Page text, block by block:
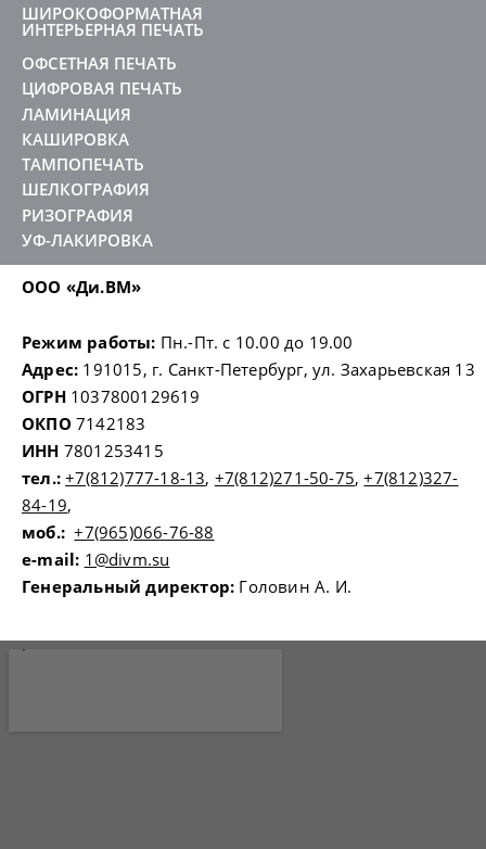
ШИРОКОФОРМАТНАЯ
ИНТЕРЬЕРНАЯ ПЕЧАТЬ
ОФСЕТНАЯ ПЕЧАТЬ
ЦИФРОВАЯ ПЕЧАТЬ
ЛАМИНАЦИЯ
КАШИРОВКА
ТАМПОПЕЧАТЬ
ШЕЛКОГРАФИЯ
РИЗОГРАФИЯ
УФ-ЛАКИРОВКА
ООО «Ди.ВМ»
Режим работы: Пн.-Пт. с 10.00 до 19.00
Адрес: 191015, г. Санкт-Петербург, ул. Захарьевская 13
ОГРН1037800129619
ОКПО 7142183
ИНН 7801253415
тел.: +7(812)777-18-13, +7(812)271-50-75,+7(812)327-
84-19,
моб.: +7(965)066-76-88
e-mail: 1@divm.su
Генеральный директор: Головин А. И.